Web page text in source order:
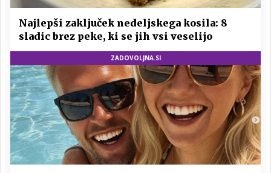
Najlepši zaključek nedeljskega kosila: 8
sladic brez peke, ki se jih vsi veselijo
ZADOVOLJNA.SI